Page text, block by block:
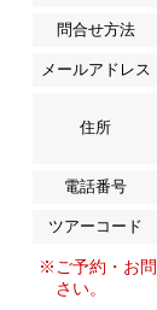
問合せ方法
メールアドレス
住所
電話番号
ツアーコード
※ご予約・お
さい。